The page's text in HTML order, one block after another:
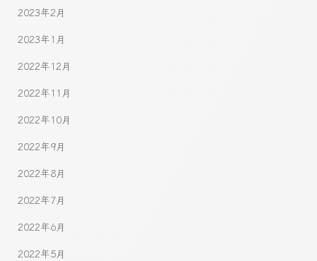
2023年2月
2023年1月
2022年12月
2022年11月
2022年10月
2022年9月
2022年8月
2022年7月
2022年6月
2022年5月